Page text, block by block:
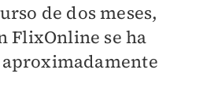
de dos meses,
FlixOnline se ha
aproximadamente